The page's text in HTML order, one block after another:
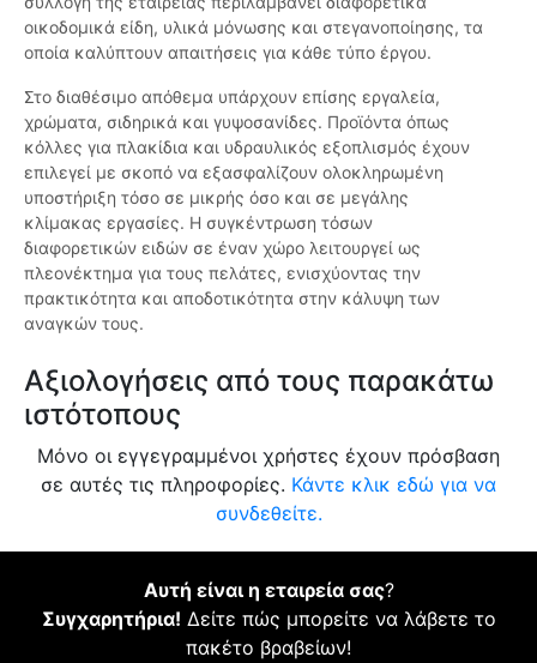
οικοδομικά είδη, υλικά μόνωσης και στεγανοποίησης, τα
οποία καλύπτουν απαιτήσεις για κάθε τύπο έργου.
Στο διαθέσιμο απόθεμα υπάρχουν επίσης εργαλεία,
χρώματα, σιδηρικά και γυψοσανίδες. Προϊόντα όπως
κόλλες για πλακίδια και υδραυλικός εξοπλισμός έχουν
επιλεγεί με σκοπό να εξασφαλίζουν ολοκληρωμένη
υποστήριξη τόσο σε μικρής όσο και σε μεγάλης
κλίμακας εργασίες. Η συγκέντρωση τόσων
διαφορετικών ειδών σε έναν χώρο λειτουργεί ως
πλεονέκτημα για τους πελάτες, ενισχύοντας την
πρακτικότητα και αποδοτικότητα στην κάλυψη των
αναγκών τους.
Αξιολογήσεις από τους παρακάτω
ιστότοπους
Μόνο οι εγγεγραμμένοι χρήστες έχουν πρόσβαση
σε αυτές τις πληροφορίες. Κάντε κλικ εδώ για να
συνδεθείτε.
Αυτή είναι η εταιρεία σας?
Συγχαρητήρια! Δείτε πώς μπορείτε να λάβετε το
πακέτο βραβείων!